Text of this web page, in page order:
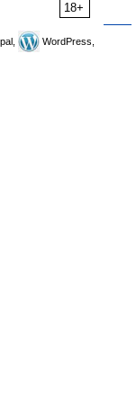
18+
WordPress,